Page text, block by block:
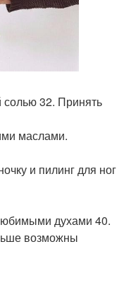
солью 32. Принять
маслами.
и пилинг для ног
духами 40.
возможны